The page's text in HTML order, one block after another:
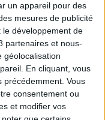
un appareil pour des
mesures de publicité
développement de
partenaires et nous-
géolocalisation
En cliquant, vous
précédemment. Vous
consentement ou
et modifier vos
?
les articles
CV